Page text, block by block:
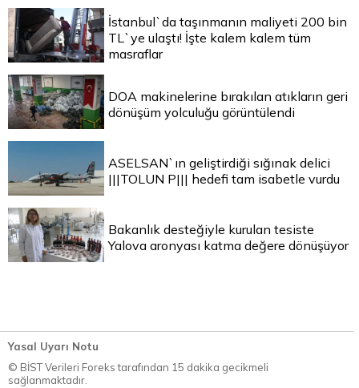
İstanbul`da taşınmanın maliyeti 200 bin
TL`ye ulaştı! İşte kalem kalem tüm
masraflar
DOA makinelerine bırakılan atıkların geri
dönüşüm yolculuğu görüntülendi
ASELSAN`ın geliştirdiği sığınak delici
|||TOLUN P||| hedefi tam isabetle vurdu
Bakanlık desteğiyle kurulan tesiste
Yalova aronyası katma değere dönüşüyor
Yasal Uyarı Notu
© BİST Verileri Foreks tarafından 15 dakika gecikmeli
sağlanmaktadır.